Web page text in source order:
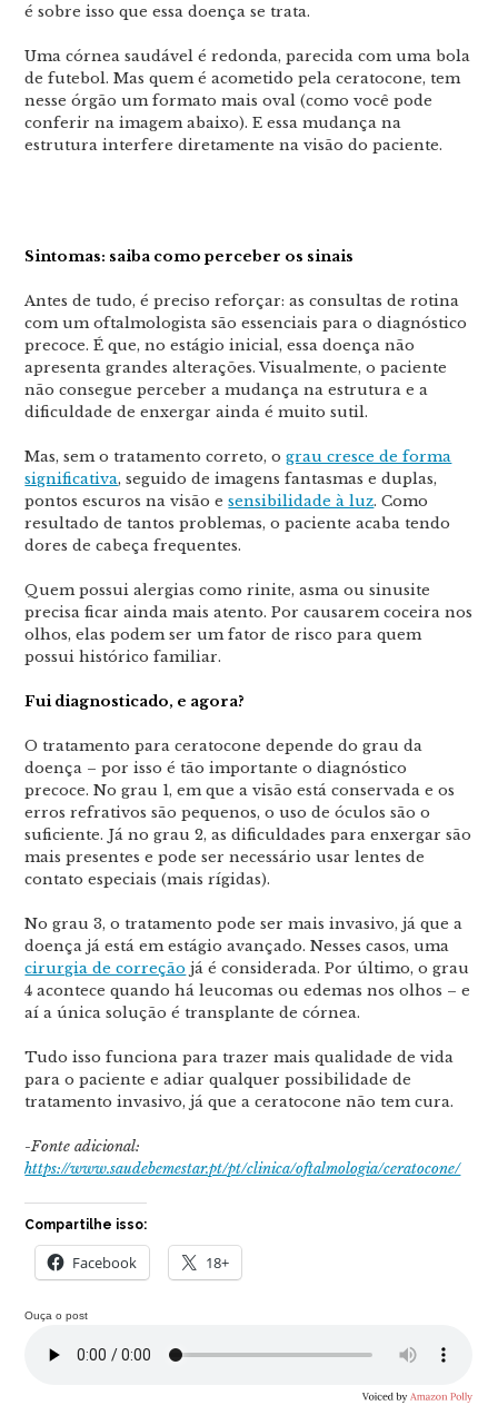
é sobre isso que essa doença se trata.
Uma córnea saudável é redonda, parecida com uma bola
de futebol. Mas quem é acometido pela ceratocone, tem
nesse órgão um formato mais oval (como você pode
conferir na imagem abaixo). E essa mudança na
estrutura interfere diretamente na visão do paciente.
Sintomas: saiba como perceber os sinais
Antes de tudo, é preciso reforçar: as consultas de rotina
com um oftalmologista são essenciais para o diagnóstico
precoce. É que, no estágio inicial, essa doença não
apresenta grandes alterações. Visualmente, o paciente
não consegue perceber a mudança na estrutura e a
dificuldade de enxergar ainda é muito sutil.
Mas, sem o tratamento correto, ograu cresce de forma
significativa, seguido de imagens fantasmas e duplas,
pontos escuros na visão esensibilidade à luz. Como
resultado de tantos problemas, o paciente acaba tendo
dores de cabeça frequentes.
Quem possui alergias como rinite, asma ou sinusite
precisa ficar ainda mais atento. Por causarem coceira nos
olhos, elas podem ser um fator de risco para quem
possui histórico familiar.
Fui diagnosticado, e agora?
O tratamento para ceratocone depende do grau da
doença – por isso é tão importante o diagnóstico
precoce. No grau 1, em que a visão está conservada e os
erros refrativos são pequenos, o uso de óculos são o
suficiente. Já no grau 2, as dificuldades para enxergar são
mais presentes e pode ser necessário usar lentes de
contato especiais (mais rígidas).
No grau 3, o tratamento pode ser mais invasivo, já que a
doença já está em estágio avançado. Nesses casos, uma
cirurgia de correção já é considerada. Por último, o grau
4 acontece quando há leucomas ou edemas nos olhos – e
aí a única solução é transplante de córnea.
Tudo isso funciona para trazer mais qualidade de vida
para o paciente e adiar qualquer possibilidade de
tratamento invasivo, já que a ceratocone não tem cura.
-Fonte adicional:
https://www.saudebemestar.pt/pt/clinica/oftalmologia/ceratocone/
Compartilhe isso:
Facebook 18+
Ouça o post